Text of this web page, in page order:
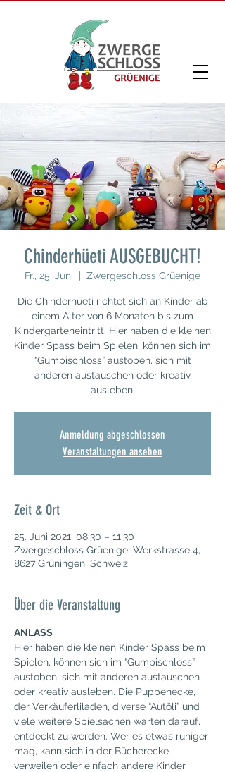
Chinderhüeti AUSGEBUCHT!
Fr., 25. Juni Zwergeschloss Grüenige
Die Chinderhüeti richtet sich an Kinder ab
einem Alter von 6 Monaten bis zum
Kindergarteneintritt. Hier haben die kleinen
Kinder Spass beim Spielen, können sich im
“Gumpischloss” austoben, sich mit
anderen austauschen oder kreativ
ausleben.
Anmeldung abgeschlossen
Veranstaltungen ansehen
Zeit & Ort
25. Juni 2021, 08:30 – 11:30
Zwergeschloss Grüenige, Werkstrasse 4,
8627 Grüningen, Schweiz
Über die Veranstaltung
ANLASS
Hier haben die kleinen Kinder Spass beim
Spielen, können sich im “Gumpischloss”
austoben, sich mit anderen austauschen
oder kreativ ausleben. Die Puppenecke,
der Verkäuferliladen, diverse “Autöli” und
viele weitere Spielsachen warten darauf,
entdeckt zu werden. Wer es etwas ruhiger
mag, kann sich in der Bücherecke
verweilen oder einfach andere Kinder